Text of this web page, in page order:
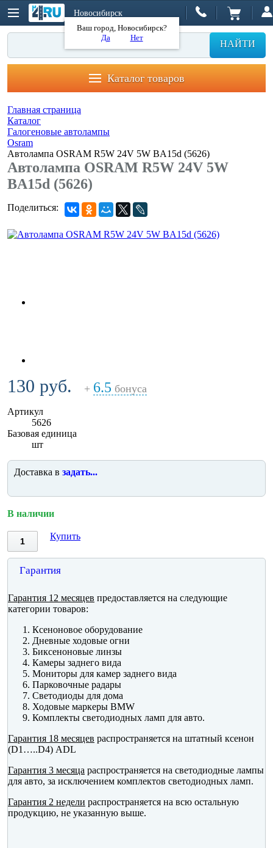
Новосибирск
Ваш город, Новосибирск?
Да
Нет
НАЙТИ
Каталог товаров
Главная страница
Каталог
Галогеновые автолампы
Osram
Автолампа OSRAM R5W 24V 5W BA15d (5626)
Автолампа OSRAM R5W 24V 5W
BA15d (5626)
Поделиться:
130 руб. + 6.5 бонуса
Артикул
5626
Базовая единица
шт
Доставка в задать...
В наличии
Купить
Гарантия
Гарантия 12 месяцев предоставляется на следующие
категории товаров:
Ксеноновое оборудование
Дневные ходовые огни
Биксеноновые линзы
Камеры заднего вида
Мониторы для камер заднего вида
Парковочные радары
Светодиоды для дома
Ходовые маркеры BMW
Комплекты светодиодных ламп для авто.
Гарантия 18 месяцев распространяется на штатный ксенон
(D1…..D4) ADL
Гарантия 3 месяца распространяется на светодиодные лампы
для авто, за исключением комплектов светодиодных ламп.
Гарантия 2 недели распространяется на всю остальную
продукцию, не указанную выше.